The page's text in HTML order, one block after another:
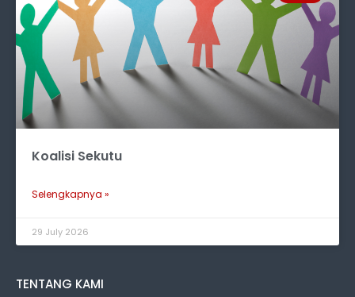
Koalisi Sekutu
Selengkapnya »
29 July 2026
TENTANG KAMI